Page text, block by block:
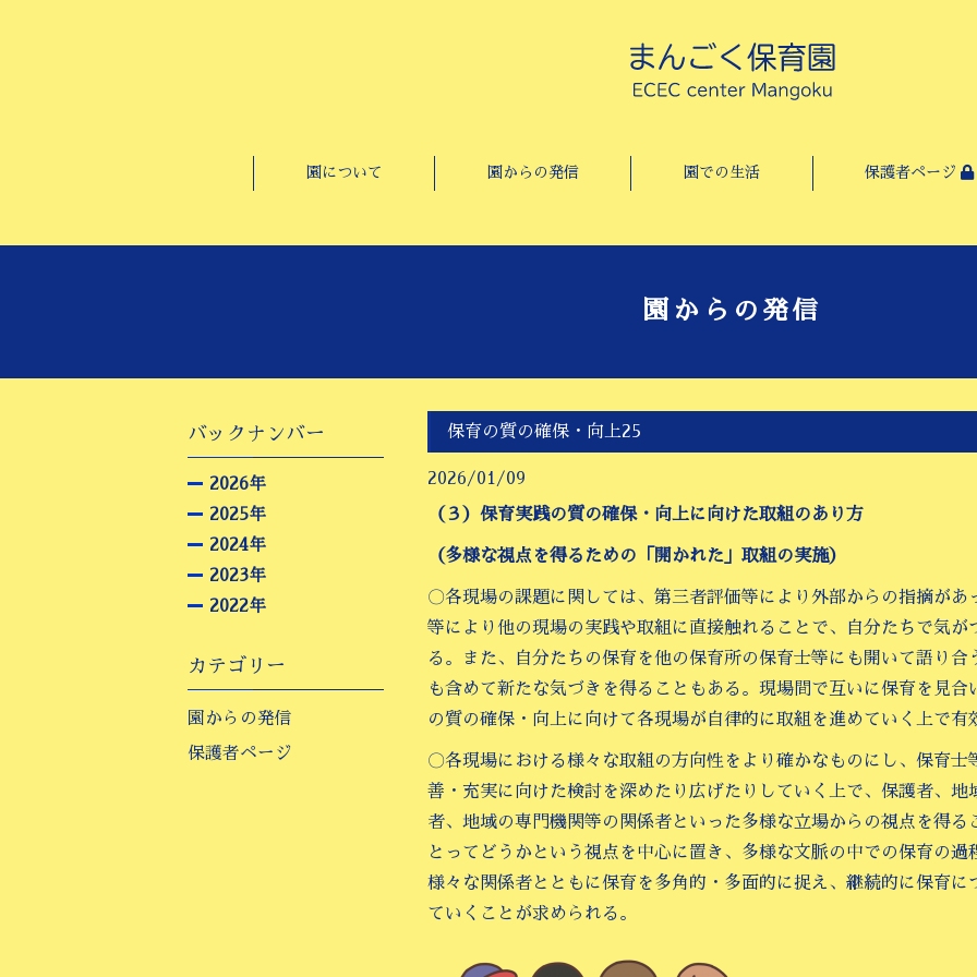
園について 園からの発信 園での生活 保護者ページ
園からの発信
保育の質の確保・向上25
2026/01/09
（３）保育実践の質の確保・向上に向けた取組のあり方
（多様な視点を得るための「開かれた」取組の実施）
〇各現場の課題に関しては、第三者評価等により外部からの指摘が
等により他の現場の実践や取組に直接触れることで、自分たちで気が
る。また、自分たちの保育を他の保育所の保育士等にも開いて語り合
も含めて新たな気づきを得ることもある。現場間で互いに保育を見
の質の確保・向上に向けて各現場が自律的に取組を進めていく上で有
〇各現場における様々な取組の方向性をより確かなものにし、保育
善・充実に向けた検討を深めたり広げたりしていく上で、保護者、
者、地域の専門機関等の関係者といった多様な立場からの視点を得
とってどうかという視点を中心に置き、多様な文脈の中での保育の過
様々な関係者とともに保育を多角的・多面的に捉え、継続的に保育に
ていくことが求められる。
バックナンバー
2026年
2025年
2024年
2023年
2022年
カテゴリー
園からの発信
保護者ページ